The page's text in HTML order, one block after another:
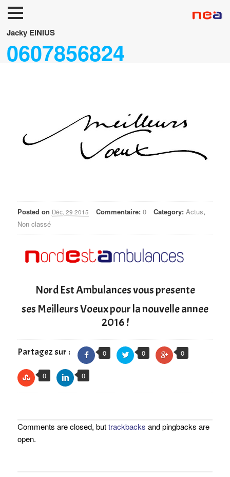
Jacky EINIUS
0607856824
Accueil
Neuf
Services
Posted on Déc, 29 2015 Commentaire: 0 Category: Actus,
Non classé
Nord Est Ambulances vous presente
ses Meilleurs Voeux pour la nouvelle annee
2016 !
Partagez sur : 0 0 0
0 0
Comments are closed, buttrackbacks and pingbacks are
open.